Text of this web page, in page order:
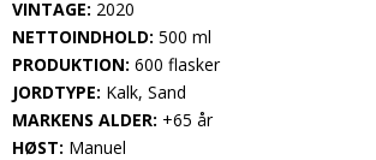
VINTAGE: 2020
NETTOINDHOLD: 500 ml
PRODUKTION: 600 flasker
JORDTYPE: Kalk, Sand
MARKENS ALDER: +65 år
HØST: Manuel